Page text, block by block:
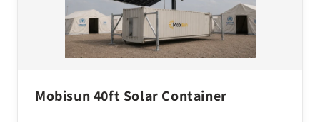
Mobisun 40ft Solar Container